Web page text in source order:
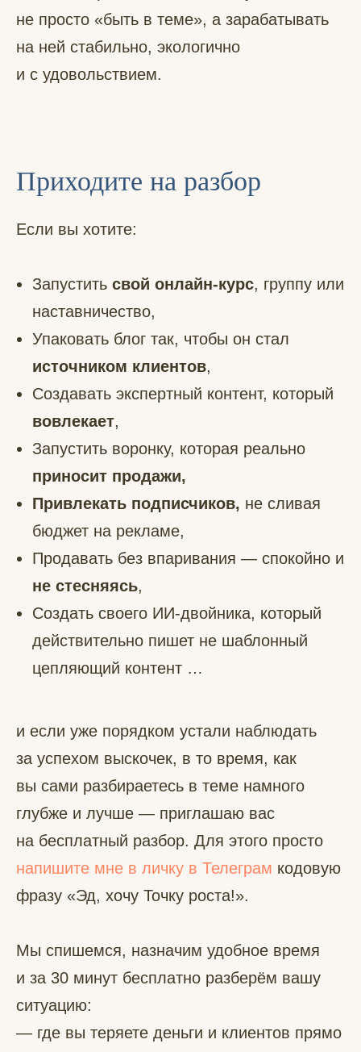
не просто «быть в теме», а зарабатывать
на ней стабильно, экологично
и с удовольствием.
Приходите на разбор
Если вы хотите:
Запустить свой онлайн-курс, группу или
наставничество,
Упаковать блог так, чтобы он стал
источником клиентов,
Создавать экспертный контент, который
вовлекает,
Запустить воронку, которая реально
приносит продажи,
Привлекать подписчиков, не сливая
бюджет на рекламе,
Продавать без впаривания — спокойно и
не стесняясь,
Создать своего ИИ-двойника, который
действительно пишет не шаблонный
цепляющий контент …
и если уже порядком устали наблюдать
за успехом выскочек, в то время, как
вы сами разбираетесь в теме намного
глубже и лучше — приглашаю вас
на бесплатный разбор. Для этого просто
напишите мне в личку в Телеграм кодовую
фразу «Эд, хочу Точку роста!».
Мы спишемся, назначим удобное время
и за 30 минут бесплатно разберём вашу
ситуацию:
— где вы теряете деньги и клиентов прямо